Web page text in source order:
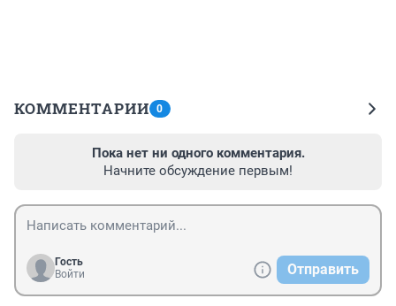
КОММЕНТАРИИ 0
Пока нет ни одного комментария.
Начните обсуждение первым!
Гость
Войти
Отправить